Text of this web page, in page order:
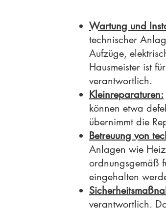
Wartung und
technischer
Aufzüge,
Hausmeister ist
verantwortlich.
Kleinreparaturen:
können etwa
übernimmt die
Betreuung von
Anlagen wie
ordnungsgemäß
eingehalten
verantwortlich.